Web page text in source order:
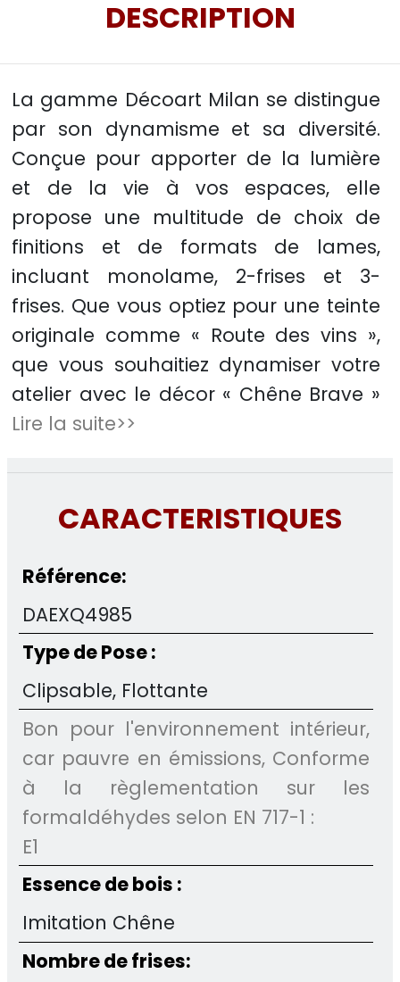
DESCRIPTION
La gamme Décoart Milan se distingue
par son dynamisme et sa diversité.
Conçue pour apporter de la lumière
et de la vie à vos espaces, elle
propose une multitude de choix de
finitions et de formats de lames,
incluant monolame, 2-frises et 3-
frises. Que vous optiez pour une teinte
originale comme « Route des vins »,
que vous souhaitiez dynamiser votre
atelier avec le décor « Chêne Brave »
Lire la suite>>
CARACTERISTIQUES
Référence:
DAEXQ4985
Type de Pose :
Clipsable, Flottante
Bon pour l'environnement intérieur,
car pauvre en émissions, Conforme
à la règlementation sur les
formaldéhydes selon EN 717-1 :
E1
Essence de bois :
Imitation Chêne
Nombre de frises: